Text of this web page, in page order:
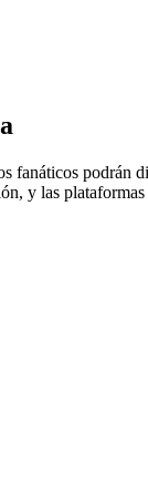
fanáticos podrán
y las